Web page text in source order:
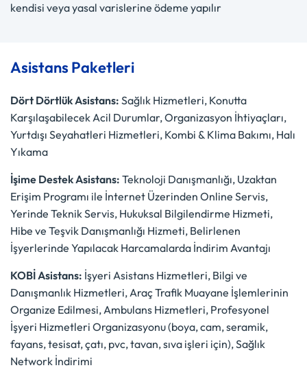
kendisi veya yasal varislerine ödeme yapılır
Asistans Paketleri
Dört Dörtlük Asistans: Sağlık Hizmetleri, Konutta
Karşılaşabilecek Acil Durumlar, Organizasyon İhtiyaçları,
Yurtdışı Seyahatleri Hizmetleri, Kombi & Klima Bakımı, Halı
Yıkama
İşime Destek Asistans: Teknoloji Danışmanlığı, Uzaktan
Erişim Programı ile İnternet Üzerinden Online Servis,
Yerinde Teknik Servis, Hukuksal Bilgilendirme Hizmeti,
Hibe ve Teşvik Danışmanlığı Hizmeti, Belirlenen
İşyerlerinde Yapılacak Harcamalarda İndirim Avantajı
KOBİ Asistans: İşyeri Asistans Hizmetleri, Bilgi ve
Danışmanlık Hizmetleri, Araç Trafik Muayane İşlemlerinin
Organize Edilmesi, Ambulans Hizmetleri, Profesyonel
İşyeri Hizmetleri Organizasyonu (boya, cam, seramik,
fayans, tesisat, çatı, pvc, tavan, sıva işleri için), Sağlık
Network İndirimi